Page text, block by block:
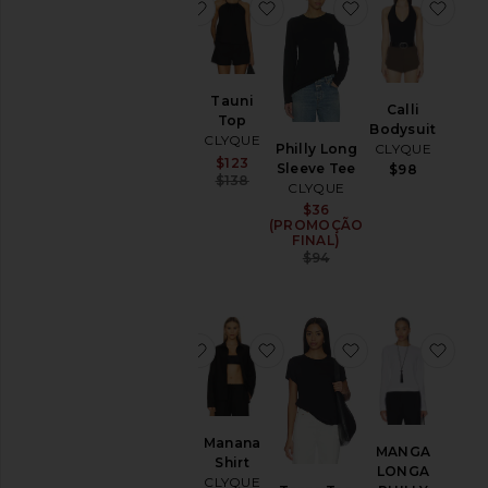
favoritoMorgan Tee
Tauni
Top
CLYQUE
Sale price:
$123
$138
favoritoTauni Top
Philly Long
Sleeve Tee
CLYQUE
$36
(PROMOÇÃO
FINAL)
$94
favoritoPhilly
Calli
Bodysuit
CLYQUE
$98
favoritoCalli Bodysuit
Manana
Shirt
CLYQUE
favoritoManana Shirt
favoritoTezza Tee
MANGA
LONGA